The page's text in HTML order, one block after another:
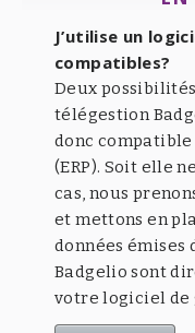
J’utilise un
compatibles?
Deux
télégestion
donc
(ERP). Soit elle
cas, nous
et mettons en
données
Badgelio sont
votre logiciel de